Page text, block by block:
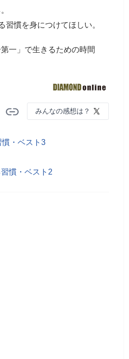
習慣を身につけてほしい。
一」で生きるための時間
みんなの感想は？
慣・ベスト3
慣・ベスト2